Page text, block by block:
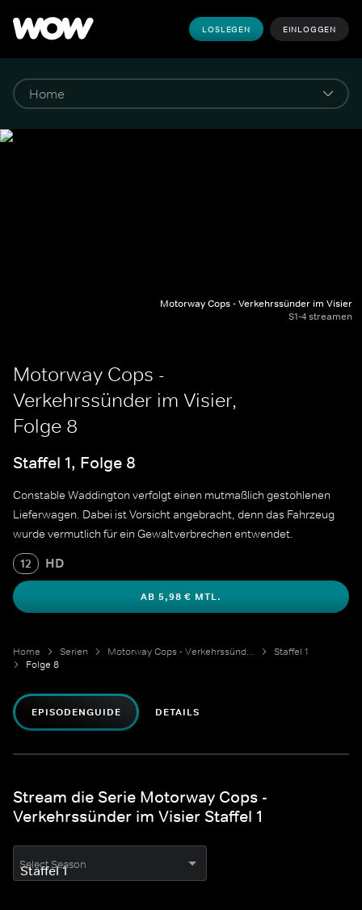
LOSLEGEN EINLOGGEN
Motorway Cops - Verkehrssünder im Visier
S1-4 streamen
Motorway Cops -
Verkehrssünder im Visier,
Folge 8
Staffel 1, Folge 8
Constable Waddington verfolgt einen mutmaßlich gestohlenen
Lieferwagen. Dabei ist Vorsicht angebracht, denn das Fahrzeug
wurde vermutlich für ein Gewaltverbrechen entwendet.
12 HD
AB 5,98 € MTL.
Home Serien Motorway Cops - Verkehrssünder im Visier
Staffel 1
Folge 8
EPISODENGUIDE DETAILS
Stream die Serie Motorway Cops -
Verkehrssünder im Visier Staffel 1
Select Season